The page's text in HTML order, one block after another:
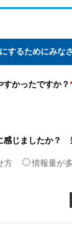
するためにみな
かったですか？
感じましたか？
方 情報量が